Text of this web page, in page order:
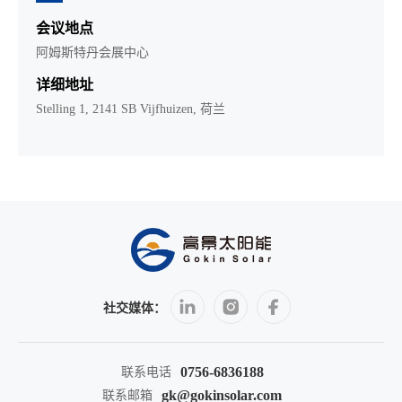
会议地点
阿姆斯特丹会展中心
详细地址
Stelling 1, 2141 SB Vijfhuizen, 荷兰
社交媒体：
联系电话 0756-6836188
联系邮箱 gk@gokinsolar.com